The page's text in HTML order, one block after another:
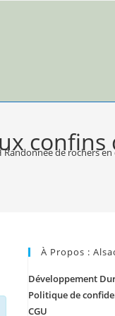
confins
Randonnée de rochers
À Propos :
Développement
Politique de
CGU